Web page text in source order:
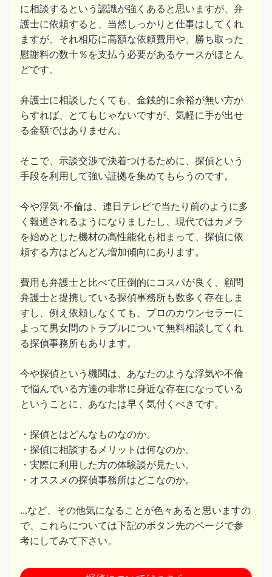
に相談するという認識が強くあると思いますが、弁
護士に依頼すると、当然しっかりと仕事はしてくれ
ますが、それ相応に高額な依頼費用や、勝ち取った
慰謝料の数十％を支払う必要があるケースがほとん
どです。
弁護士に相談したくても、金銭的に余裕が無い方か
らすれば、とてもじゃないですが、気軽に手が出せ
る金額ではありません。
そこで、示談交渉で決着つけるために、探偵という
手段を利用して強い証拠を集めてもらうのです。
今や浮気･不倫は、連日テレビで当たり前のように多
く報道されるようになりましたし、現代ではカメラ
を始めとした機材の高性能化も相まって、探偵に依
頼する方はどんどん増加傾向にあります。
費用も弁護士と比べて圧倒的にコスパが良く、顧問
弁護士と提携している探偵事務所も数多く存在しま
すし、例え依頼しなくても、プロのカウンセラーに
よって男女間のトラブルについて無料相談してくれ
る探偵事務所もあります。
今や探偵という機関は、あなたのような浮気や不倫
で悩んでいる方達の非常に身近な存在になっている
ということに、あなたは早く気付くべきです。
・探偵とはどんなものなのか。
・探偵に相談するメリットは何なのか。
・実際に利用した方の体験談が見たい。
・オススメの探偵事務所はどこなのか。
...など、その他気になることが色々あると思いますの
で、これらについては下記のボタン先のページで参
考にしてみて下さい。